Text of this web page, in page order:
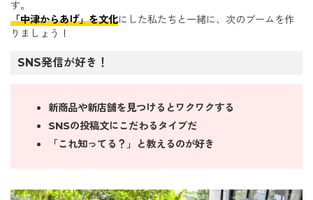
す。
「中津からあげ」を文化にした私たちと一緒に、次のブームを作
りましょう！
SNS発信が好き！
新商品や新店舗を見つけるとワクワクする
SNSの投稿文にこだわるタイプだ
「これ知ってる？」と教えるのが好き